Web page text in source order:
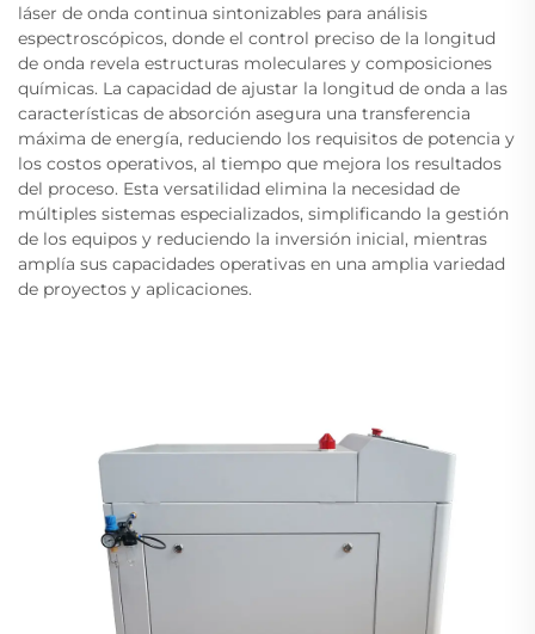
láser de onda continua sintonizables para análisis
espectroscópicos, donde el control preciso de la longitud
de onda revela estructuras moleculares y composiciones
químicas. La capacidad de ajustar la longitud de onda a las
características de absorción asegura una transferencia
máxima de energía, reduciendo los requisitos de potencia y
los costos operativos, al tiempo que mejora los resultados
del proceso. Esta versatilidad elimina la necesidad de
múltiples sistemas especializados, simplificando la gestión
de los equipos y reduciendo la inversión inicial, mientras
amplía sus capacidades operativas en una amplia variedad
de proyectos y aplicaciones.